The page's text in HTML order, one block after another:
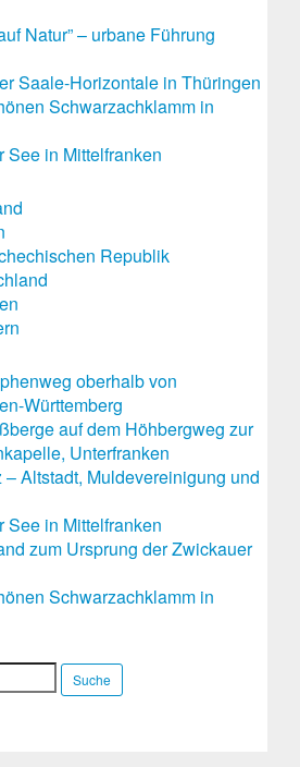
Natur” – urbane Führung
Saale-Horizontale in Thüringen
Schwarzachklamm in
See in Mittelfranken
Republik
oberhalb von
Württemberg
auf dem Höhbergweg zur
Unterfranken
Altstadt, Muldevereinigung und
See in Mittelfranken
zum Ursprung der Zwickauer
Schwarzachklamm in
Suche